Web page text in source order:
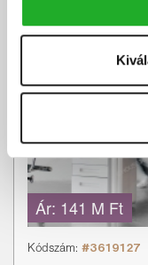
Ár: 141 M Ft
Kódszám: #3619127